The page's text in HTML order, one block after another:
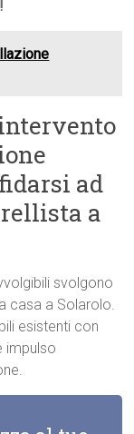
ad
a
svolgono
casa a Solarolo.
esistenti con
impulso